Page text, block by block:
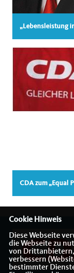
Lebensleistung
CDA zum „Equal
Cookie Hinweis
Diese Webseite
die Webseite zu
von Drittanbietern,
verbessern
bestimmter